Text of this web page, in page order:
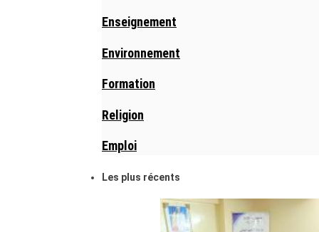
Enseignement
Environnement
Formation
Religion
Emploi
Les plus récents